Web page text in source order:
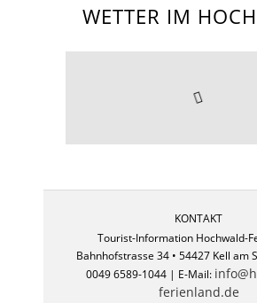
WETTER IM
KONTAKT
Tourist-Information Hochwald-
Bahnhofstrasse 34 • 54427 Kell am
0049 6589-1044 | E-Mail:
ferienland.de